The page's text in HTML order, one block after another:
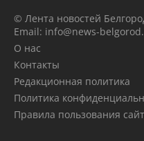
© Лента новостей
Email: info@news-
О нас
Контакты
Редакционная политика
Политика
Правила пользования